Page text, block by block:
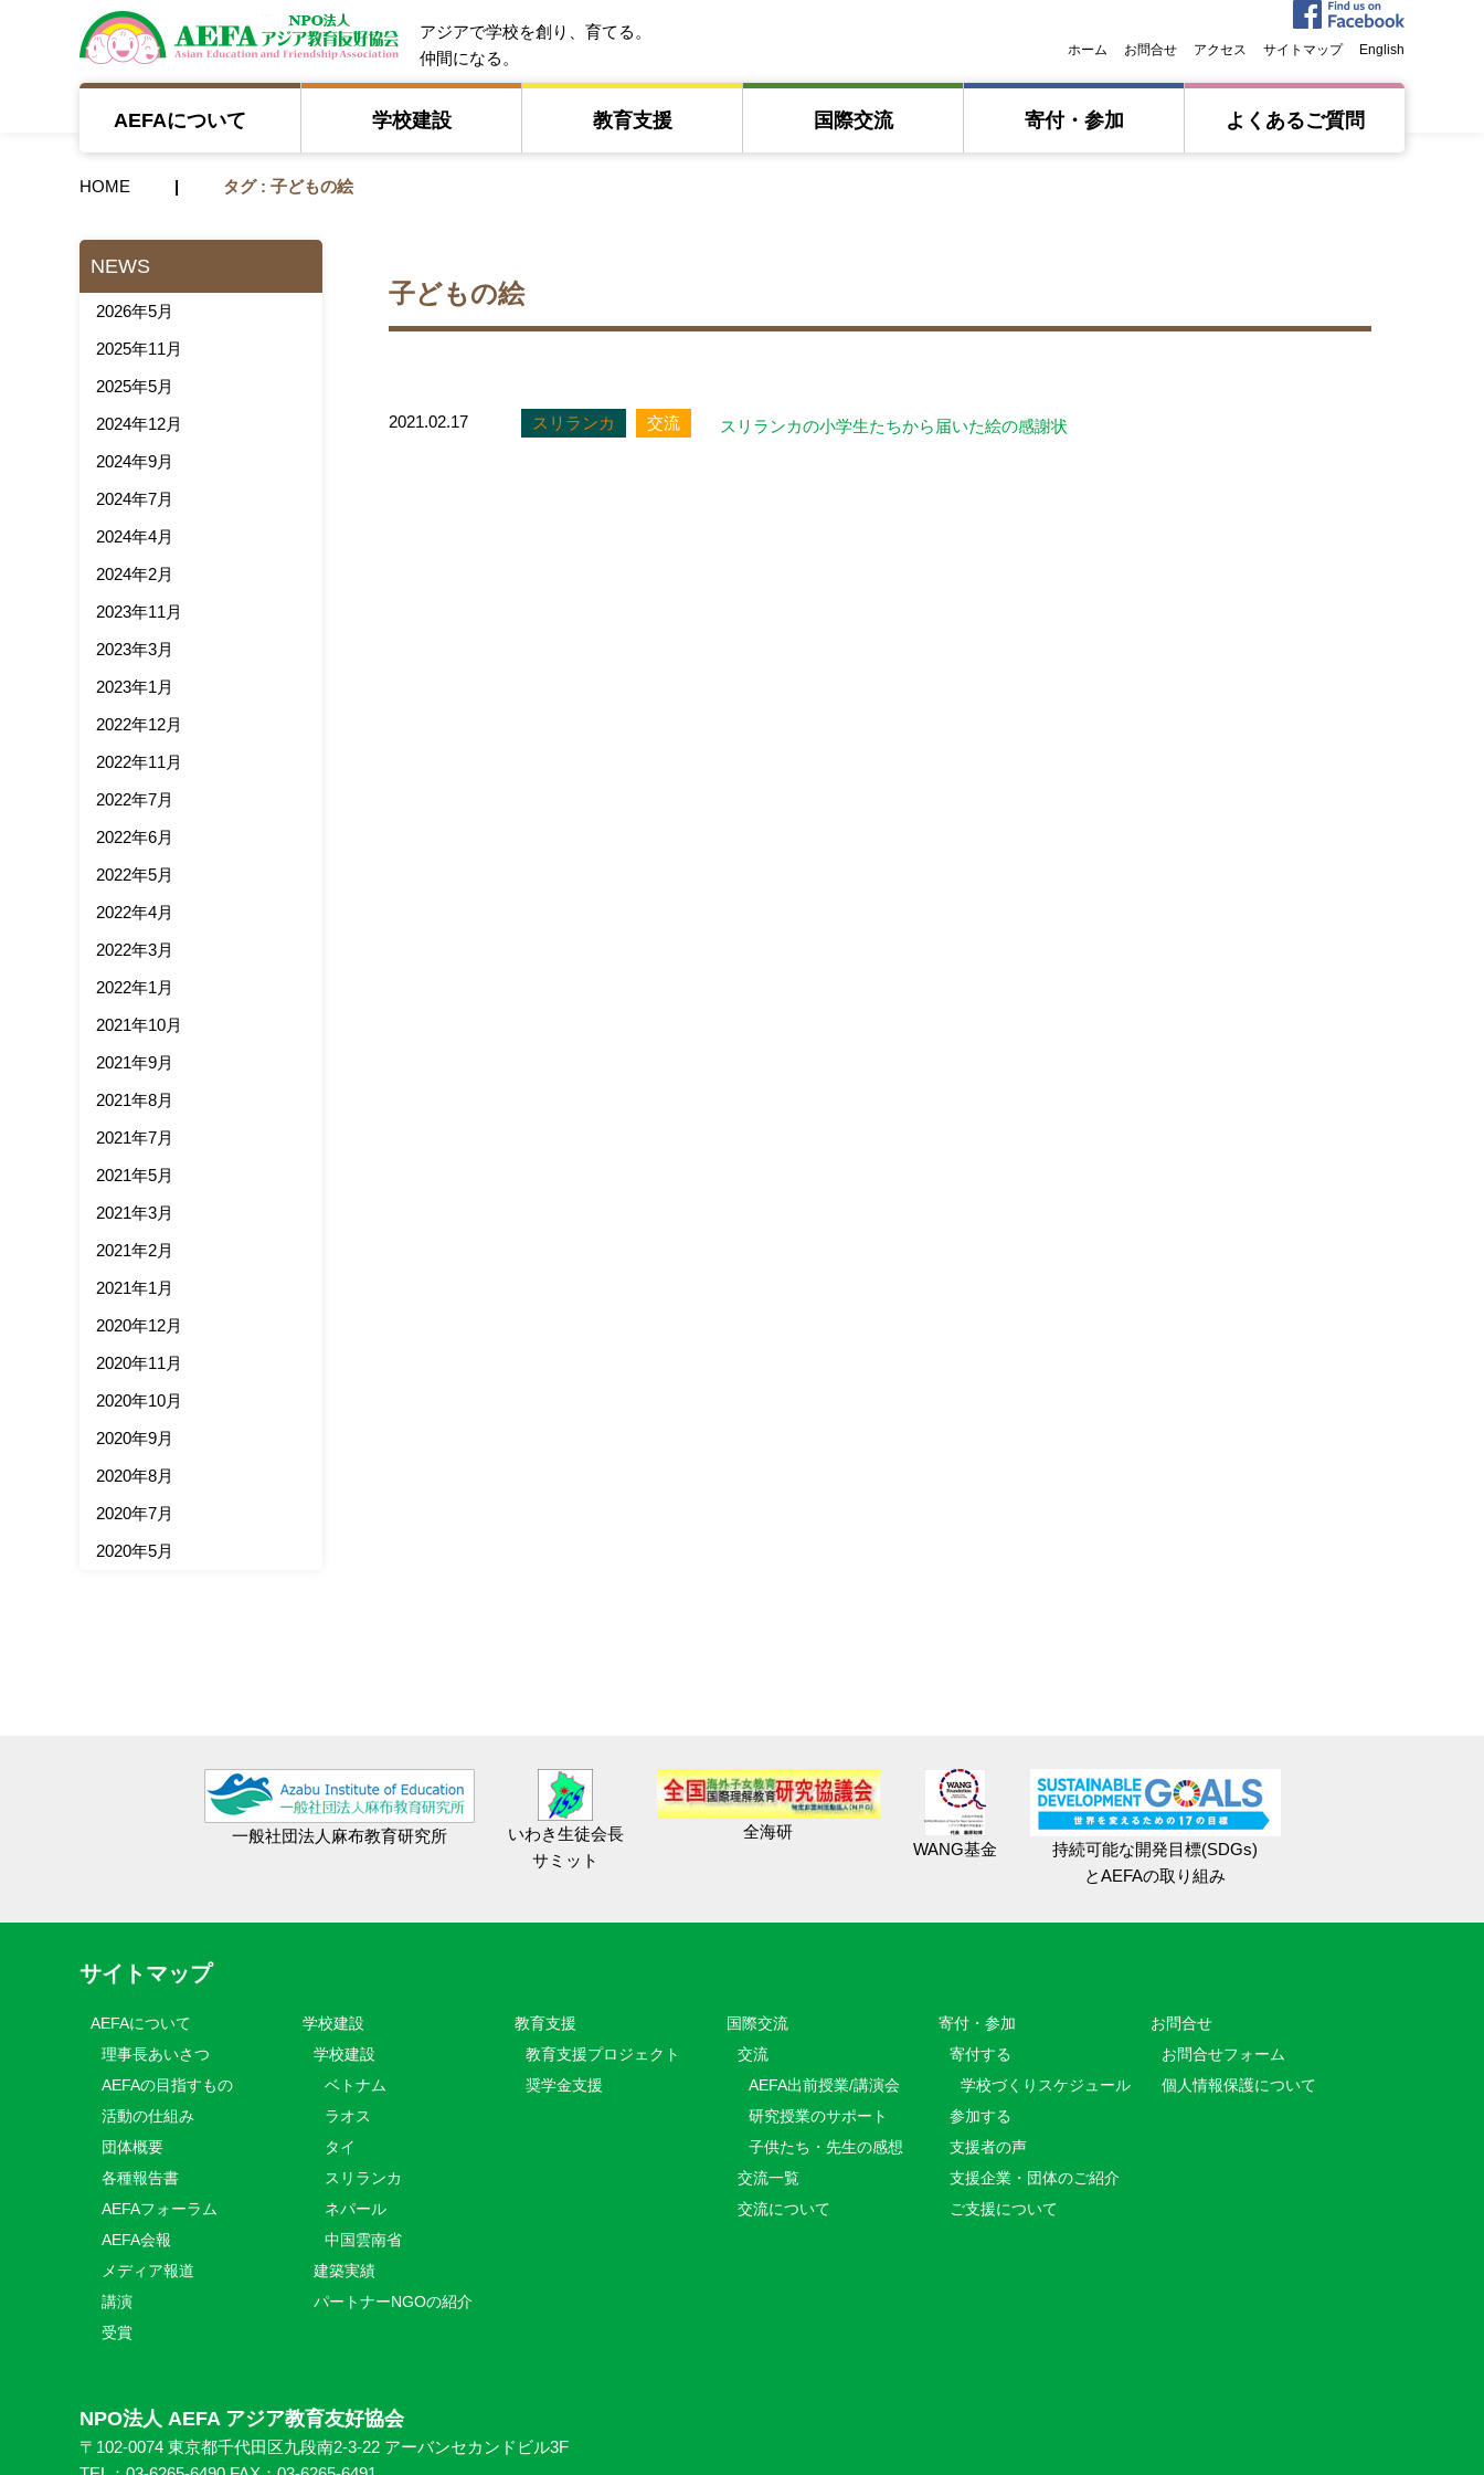
NPO法人 AEFA アジア教育友好協会
アジアで学校を創り、育てる。
仲間になる。
ホーム お問合せ アクセス サイトマップ English
AEFAについて 学校建設 教育⽀援 国際交流 寄付・参加 よくあるご質問
HOME タグ : 子どもの絵
子どもの絵
2021.02.17 スリランカ 交流 スリランカの小学生たちから届いた絵の感謝状
NEWS
2026年5月
2025年11月
2025年5月
2024年12月
2024年9月
2024年7月
2024年4月
2024年2月
2023年11月
2023年3月
2023年1月
2022年12月
2022年11月
2022年7月
2022年6月
2022年5月
2022年4月
2022年3月
2022年1月
2021年10月
2021年9月
2021年8月
2021年7月
2021年5月
2021年3月
2021年2月
2021年1月
2020年12月
2020年11月
2020年10月
2020年9月
2020年8月
2020年7月
2020年5月
一般社団法人麻布教育研究所
いわき生徒会長
サミット
全海研
WANG基金
持続可能な開発目標(SDGs)
とAEFAの取り組み
サイトマップ
AEFAについて
理事長あいさつ
AEFAの目指すもの
活動の仕組み
団体概要
各種報告書
AEFAフォーラム
AEFA会報
メディア報道
講演
受賞
学校建設
学校建設
ベトナム
ラオス
タイ
スリランカ
ネパール
中国雲南省
建築実績
パートナーNGOの紹介
教育⽀援
教育⽀援プロジェクト
奨学金支援
国際交流
交流
AEFA出前授業/講演会
研究授業のサポート
子供たち・先生の感想
交流一覧
交流について
寄付・参加
寄付する
学校づくりスケジュール
参加する
支援者の声
支援企業・団体のご紹介
ご支援について
お問合せ
お問合せフォーム
個人情報保護について
NPO法人 AEFA アジア教育友好協会
〒102-0074 東京都千代田区九段南2-3-22 アーバンセカンドビル3F